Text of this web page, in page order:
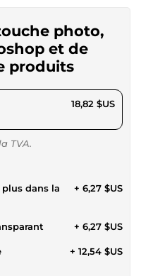
photo,
et de
produits
18,82 $US
TVA.
dans la
+ 6,27 $US
+ 6,27 $US
+ 12,54 $US